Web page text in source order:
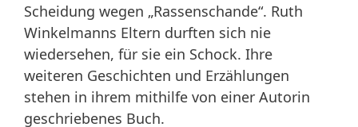
Scheidung wegen „Rassenschande“. Ruth
Winkelmanns Eltern durften sich nie
wiedersehen, für sie ein Schock. Ihre
weiteren Geschichten und Erzählungen
stehen in ihrem mithilfe von einer Autorin
geschriebenes Buch.